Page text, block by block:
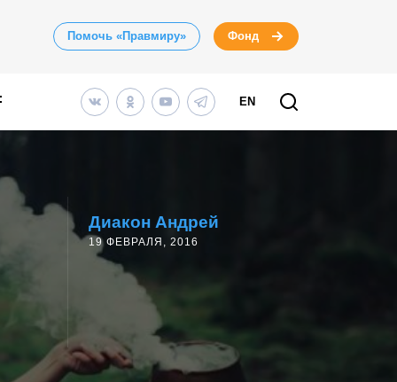
Помочь «Правмиру» Фонд
EN
Диакон Андрей
19 ФЕВРАЛЯ, 2016